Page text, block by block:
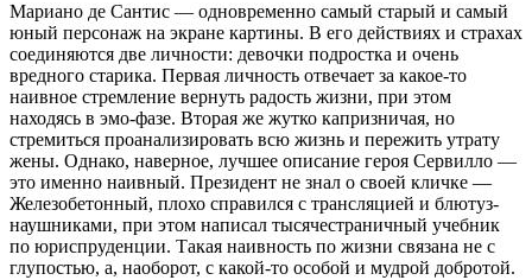
Мариано де Сантис — одновременно самый старый и самый
юный персонаж на экране картины. В его действиях и страхах
соединяются две личности: девочки подростка и очень
вредного старика. Первая личность отвечает за какое-то
наивное стремление вернуть радость жизни, при этом
находясь в эмо-фазе. Вторая же жутко капризничая, но
стремиться проанализировать всю жизнь и пережить утрату
жены. Однако, наверное, лучшее описание героя Сервилло —
это именно наивный. Президент не знал о своей кличке —
Железобетонный, плохо справился с трансляцией и блютуз-
наушниками, при этом написал тысячестраничный учебник
по юриспруденции. Такая наивность по жизни связана не с
глупостью, а, наоборот, с какой-то особой и мудрой добротой.